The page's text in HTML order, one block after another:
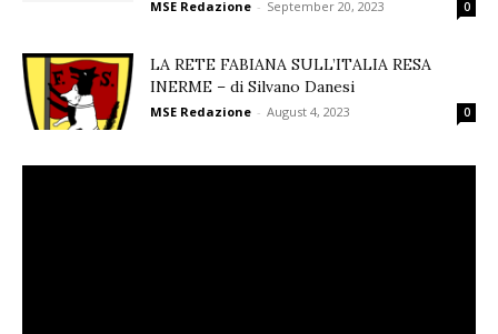
MSE Redazione - September 20, 2023 0
LA RETE FABIANA SULL’ITALIA RESA
INERME – di Silvano Danesi
MSE Redazione - August 4, 2023 0